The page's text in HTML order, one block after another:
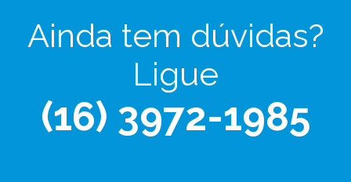
Ainda tem dúvidas?
Ligue
(16) 3972-1985